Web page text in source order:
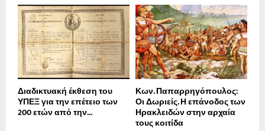
Διαδικτυακή έκθεση του
ΥΠΕΞ για την επέτειο των
200 ετών από την...
Κων. Παπαρρηγόπουλος:
Οι Δωριείς. Η επάνοδος των
Ηρακλειδών στην αρχαία
τους κοιτίδα